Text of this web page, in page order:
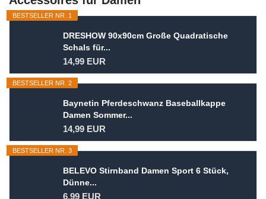
BESTSELLER NR. 1
DRESHOW 90x90cm Große Quadratische
Schals für...
14,99 EUR
BESTSELLER NR. 2
Baynetin Pferdeschwanz Baseballkappe
Damen Sommer...
14,99 EUR
BESTSELLER NR. 3
BELEVO Stirnband Damen Sport 6 Stück,
Dünne...
6,99 EUR